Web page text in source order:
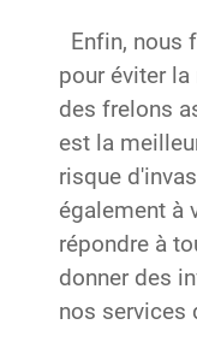
Enfin, nous
pour éviter
des frelons
est la
risque
également à
répondre à
donner des
nos services